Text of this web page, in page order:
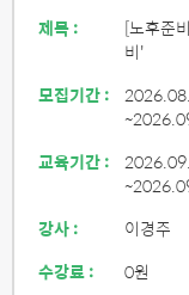
제목 :
[노후준
비'
모집기간 :
교육기간 :
강사 :
이경주
수강료 :
0원